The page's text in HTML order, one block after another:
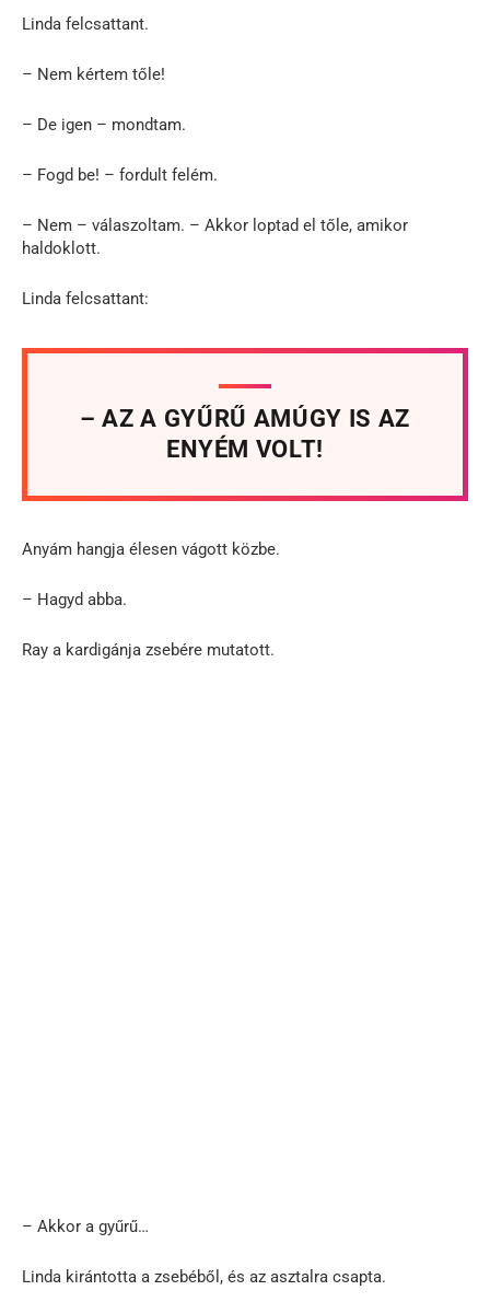
Linda felcsattant.
– Nem kértem tőle!
– De igen – mondtam.
– Fogd be! – fordult felém.
– Nem – válaszoltam. – Akkor loptad el tőle, amikor
haldoklott.
Linda felcsattant:
– AZ A GYŰRŰ AMÚGY IS AZ
ENYÉM VOLT!
Anyám hangja élesen vágott közbe.
– Hagyd abba.
Ray a kardigánja zsebére mutatott.
– Akkor a gyűrű…
Linda kirántotta a zsebéből, és az asztalra csapta.